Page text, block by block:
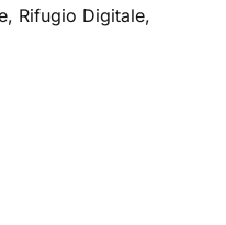
Rifugio Digitale,